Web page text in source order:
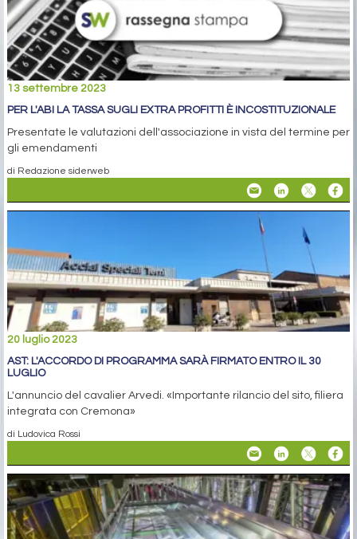
13 settembre 2023
PER L'ABI LA TASSA SUGLI EXTRA PROFITTI È INCOSTITUZIONALE
Presentate le valutazioni dell'associazione in vista del termine per
gli emendamenti
di Redazione siderweb
20 luglio 2023
AST: L'ACCORDO DI PROGRAMMA SARÀ FIRMATO ENTRO IL 30
LUGLIO
L'annuncio del cavalier Arvedi. «Importante rilancio del sito, filiera
integrata con Cremona»
di Ludovica Rossi